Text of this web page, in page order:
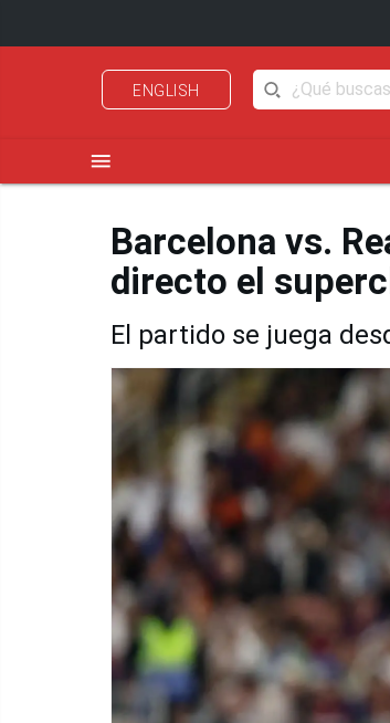
ENGLISH
menu
Barcelona vs.
directo el
El partido se juega